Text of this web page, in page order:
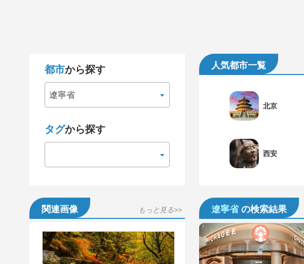
都市から探す
遼寧省
タグから探す
関連画像 もっと見る>>
人気都市一覧
北京
西安
遼寧省の検索結果